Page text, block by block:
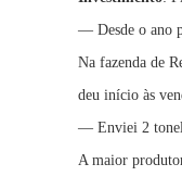
— Desde o ano
Na fazenda de
deu início às
— Enviei 2
A maior